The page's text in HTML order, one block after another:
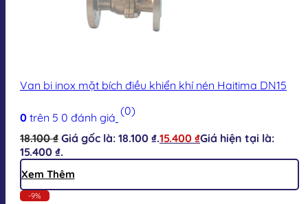
Van bi inox mặt bích điều khiển khí nén Haitima DN15
0 trên 5 0 đánh giá (0)
18.100₫ Giá gốc là: 18.100 ₫.15.400 ₫Giá hiện tại là:
15.400 ₫.
Xem Thêm
-9%